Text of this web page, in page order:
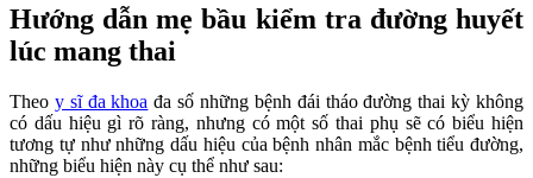
Hướng dẫn mẹ bầu kiểm tra đường huyết
lúc mang thai
Theo y sĩ đa khoa đa số những bệnh đái tháo đường thai kỳ không
có dấu hiệu gì rõ ràng, nhưng có một số thai phụ sẽ có biểu hiện
tương tự như những dấu hiệu của bệnh nhân mắc bệnh tiểu đường,
những biểu hiện này cụ thể như sau: